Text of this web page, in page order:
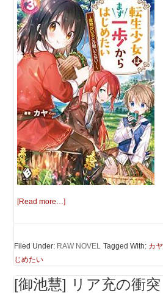
[Read more…]
Filed Under: RAW NOVEL Tagged With: カヤ
じめたい
[御池慧] リア充の衝突